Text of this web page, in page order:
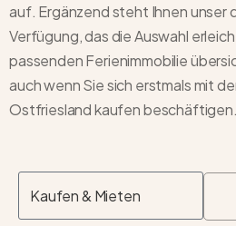
auf. Ergänzend steht Ihnen unser
Verfügung, das die Auswahl
passenden Ferienimmobilie
auch wenn Sie sich erstmals mit
Ostfrieslandkaufenbeschäftigen.